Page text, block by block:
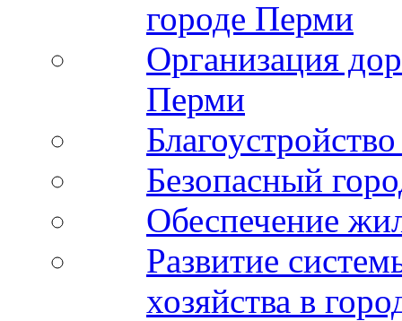
городе Перми
Организация
Перми
Безопасный
Обеспечение
Развитие
хозяйства в